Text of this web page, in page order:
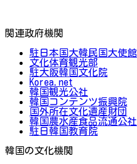
関連政府機関
駐日本国大韓民国大使館
文化体育観光部
駐大阪韓国文化院
Korea.net
韓国観光公社
韓国コンテンツ振興院
国外所在文化遺産財団
韓国農水産食品流通公社
駐日韓国教育院
韓国の文化機関